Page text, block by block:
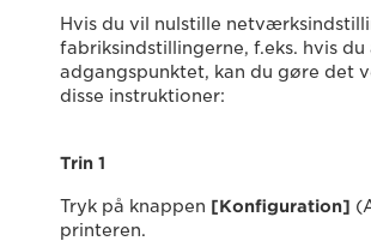
Hvis du vil nulstille
fabriksindstillingerne, f.eks. hvis
adgangspunktet, kan du gøre det
disse instruktioner:
Trin 1
Tryk på knappen [Konfiguration]
printeren.